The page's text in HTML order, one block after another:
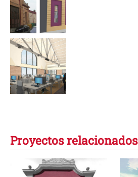
Proyectos relacionados